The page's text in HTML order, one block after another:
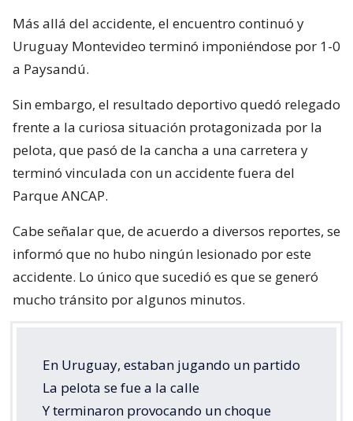
Más allá del accidente, el encuentro continuó y
Uruguay Montevideo terminó imponiéndose por 1-0
a Paysandú.
Sin embargo, el resultado deportivo quedó relegado
frente a la curiosa situación protagonizada por la
pelota, que pasó de la cancha a una carretera y
terminó vinculada con un accidente fuera del
Parque ANCAP.
Cabe señalar que, de acuerdo a diversos reportes, se
informó que no hubo ningún lesionado por este
accidente. Lo único que sucedió es que se generó
mucho tránsito por algunos minutos.
En Uruguay, estaban jugando un partido
La pelota se fue a la calle
Y terminaron provocando un choque